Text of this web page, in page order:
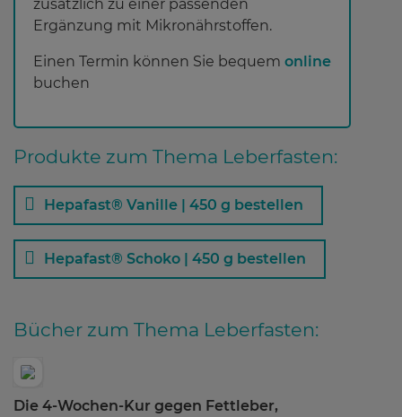
zusätzlich zu einer passenden
Ergänzung mit Mikronährstoffen.
Einen Termin können Sie bequem online
buchen
Produkte zum Thema Leberfasten:
Hepafast® Vanille | 450 g bestellen
Hepafast® Schoko | 450 g bestellen
Bücher zum Thema Leberfasten:
Die 4-Wochen-Kur gegen Fettleber,